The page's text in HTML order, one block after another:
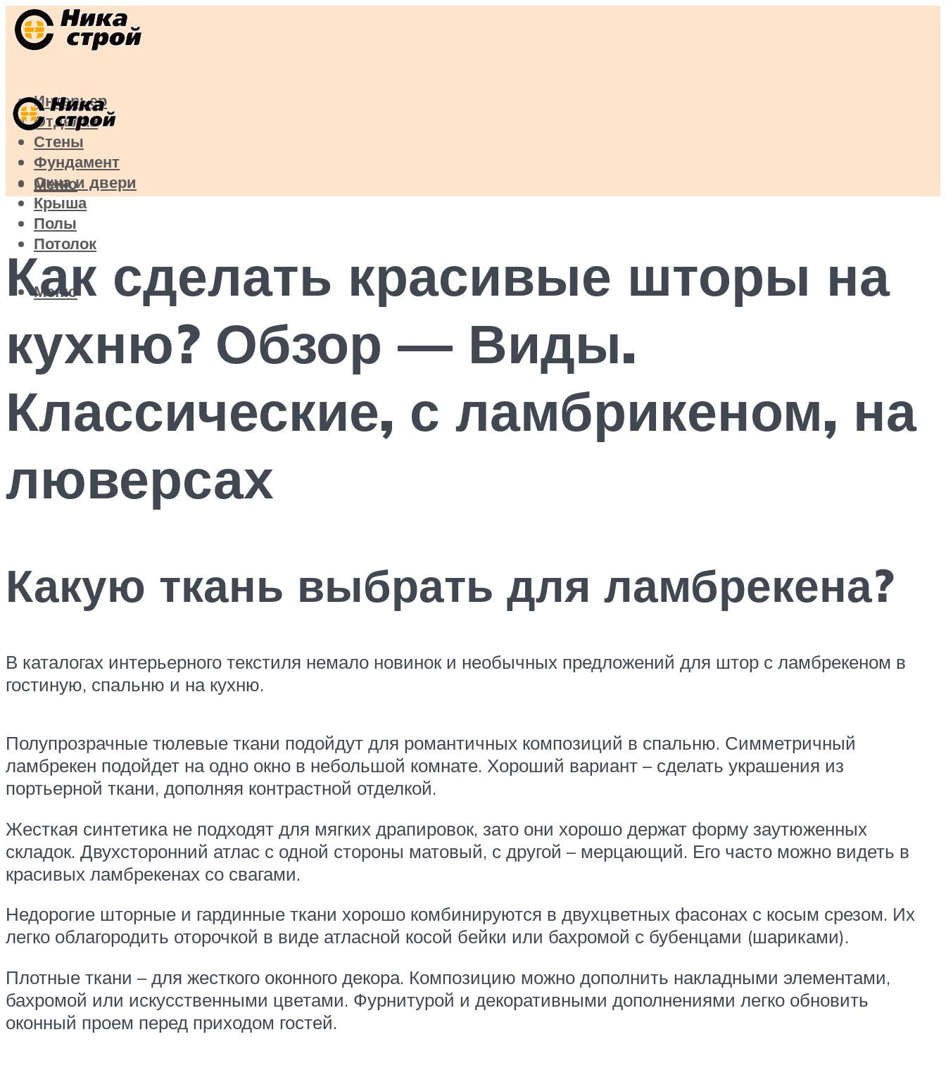
Интерьер
Отделка
Стены
Фундамент
Окна и двери
Крыша
Полы
Потолок
Меню
Меню
Как сделать красивые шторы на
кухню? Обзор — Виды.
Классические, с ламбрикеном, на
люверсах
Какую ткань выбрать для ламбрекена?
В каталогах интерьерного текстиля немало новинок и необычных предложений для штор с ламбрекеном в
гостиную, спальню и на кухню.
Полупрозрачные тюлевые ткани подойдут для романтичных композиций в спальню. Симметричный
ламбрекен подойдет на одно окно в небольшой комнате. Хороший вариант – сделать украшения из
портьерной ткани, дополняя контрастной отделкой.
Жесткая синтетика не подходят для мягких драпировок, зато они хорошо держат форму заутюженных
складок. Двухсторонний атлас с одной стороны матовый, с другой – мерцающий. Его часто можно видеть в
красивых ламбрекенах со свагами.
Недорогие шторные и гардинные ткани хорошо комбинируются в двухцветных фасонах с косым срезом. Их
легко облагородить оторочкой в виде атласной косой бейки или бахромой с бубенцами (шариками).
Плотные ткани – для жесткого оконного декора. Композицию можно дополнить накладными элементами,
бахромой или искусственными цветами. Фурнитурой и декоративными дополнениями легко обновить
оконный проем перед приходом гостей.